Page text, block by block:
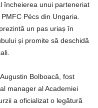
încheierea unui parteneriat
Pécs din Ungaria.
un pas uriaș în
și promite să deschidă
Bolboacă, fost
manager al Academiei
a oficializat o legătură